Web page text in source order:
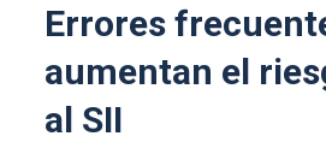
Errores
aumentan el
al SII